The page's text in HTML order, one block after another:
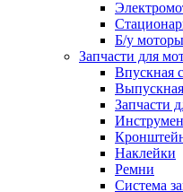
Б/у моторы
Запчасти для
Впускная
Запчасти
Наклейки
Ремни
Система